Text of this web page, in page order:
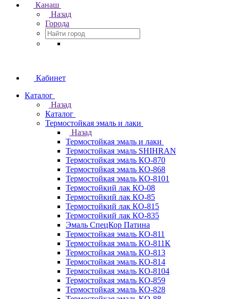
Канаш
Назад
Города
Кабинет
Каталог
Назад
Каталог
Термостойкая эмаль и лаки
Назад
Термостойкая эмаль и лаки
Термостойкая эмаль SHIHRAN
Термостойкая эмаль КО-870
Термостойкая эмаль КО-868
Термостойкая эмаль КО-8101
Термостойкий лак КО-08
Термостойкий лак КО-85
Термостойкий лак КО-815
Термостойкий лак КО-835
Эмаль СпецКор Патина
Термостойкая эмаль КО-811
Термостойкая эмаль КО-811К
Термостойкая эмаль КО-813
Термостойкая эмаль КО-814
Термостойкая эмаль КО-8104
Термостойкая эмаль КО-859
Термостойкая эмаль КО-828